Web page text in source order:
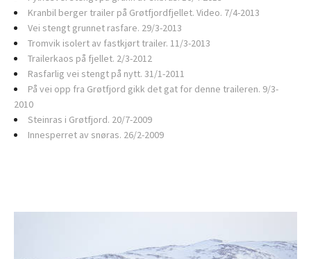
Kranbil berger trailer på Grøtfjordfjellet. Video. 7/4-2013
Vei stengt grunnet rasfare. 29/3-2013
Tromvik isolert av fastkjørt trailer. 11/3-2013
Trailerkaos på fjellet. 2/3-2012
Rasfarlig vei stengt på nytt. 31/1-2011
På vei opp fra Grøtfjord gikk det gat for denne traileren. 9/3-
2010
Steinras i Grøtfjord. 20/7-2009
Innesperret av snøras. 26/2-2009